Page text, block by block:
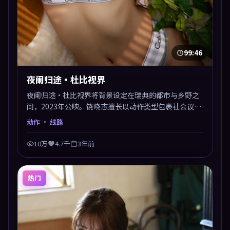
99:46
夜阑归途·杜比视界
夜阑归途·杜比视界将背景设定在瑞典的都市与乡野之
间，2023年公映。饶晓志擅长以动作类型包裹社会议
题，节奏张弛有度，留白处耐人寻味。剪辑利落，悬念
动作 · 线路
10万 4.7千 3年前
热门